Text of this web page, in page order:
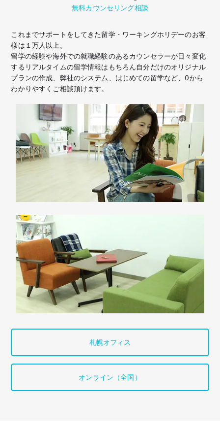
無料カウンセリング相談
これまでサポートをしてきた留学・ワーキングホリデーのお客
様は１万人以上。
留学の経験や海外での就職経験のあるカウンセラーが日々変化
するリアルタイムの留学情報はもちろん自分だけのオリジナル
プランの作成、弊社のシステム、はじめての留学など、0から
わかりやすくご相談頂けます。
札幌オフィス
オンライン（全国）